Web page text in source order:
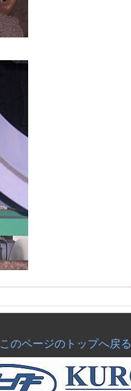
このページのトップへ戻る